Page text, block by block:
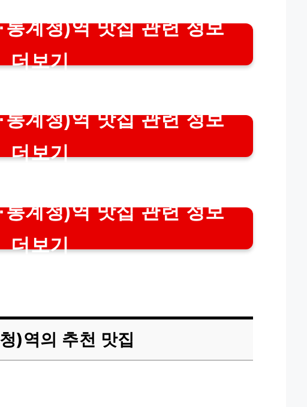
통계청)역 맛집 관련 정보
더보기
통계청)역 맛집 관련 정보
더보기
통계청)역 맛집 관련 정보
더보기
)역의 추천 맛집